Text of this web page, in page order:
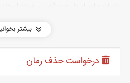
نمیتونیم اون رو پیدا کنیم. هنگامی
نامعلومی به قتل رسیدند. و ما الان
بیشتر